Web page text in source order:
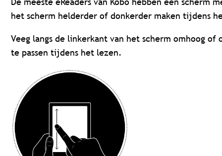
het scherm helderder of donkerder maken tijdens
Veeg langs de linkerkant van het scherm omhoog of
te passen tijdens het lezen.